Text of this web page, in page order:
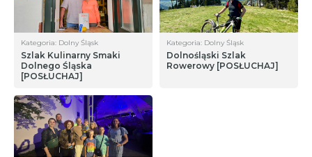
Kategoria: Dolny Śląsk
Szlak Kulinarny Smaki
Dolnego Śląska
[POSŁUCHAJ]
Kategoria: Dolny Śląsk
Dolnośląski Szlak
Rowerowy [POSŁUCHAJ]